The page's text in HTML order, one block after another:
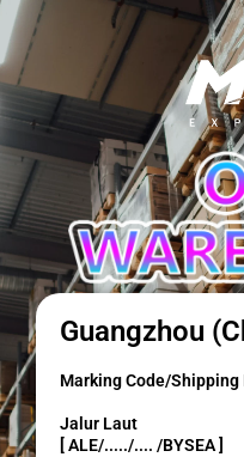
Guangzhou
Marking Code/Shipping
Jalur Laut
[ ALE/...../.... /BYSEA ]